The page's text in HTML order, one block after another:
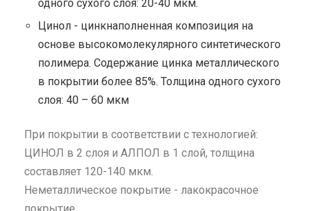
одного сухого слоя: 20-40 мкм.
Цинол - цинкнаполненная композиция на
основе высокомолекулярного синтетического
полимера. Содержание цинка металлического
в покрытии более 85%. Толщина одного сухого
слоя: 40 – 60 мкм
При покрытии в соответствии с технологией:
ЦИНОЛ в 2 слоя и АЛПОЛ в 1 слой, толщина
составляет 120-140 мкм.
Неметаллическое покрытие - лакокрасочное